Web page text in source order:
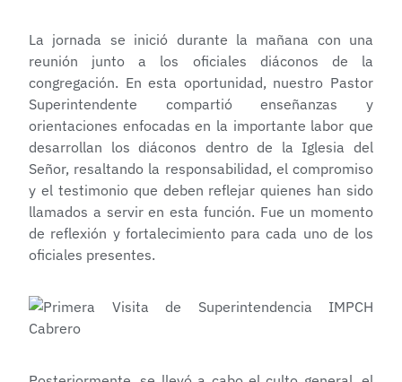
La jornada se inició durante la mañana con una
reunión junto a los oficiales diáconos de la
congregación. En esta oportunidad, nuestro Pastor
Superintendente compartió enseñanzas y
orientaciones enfocadas en la importante labor que
desarrollan los diáconos dentro de la Iglesia del
Señor, resaltando la responsabilidad, el compromiso
y el testimonio que deben reflejar quienes han sido
llamados a servir en esta función. Fue un momento
de reflexión y fortalecimiento para cada uno de los
oficiales presentes.